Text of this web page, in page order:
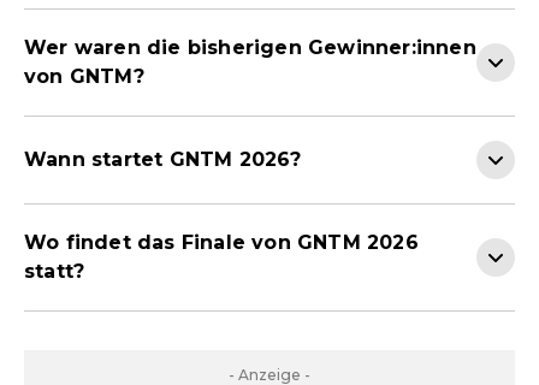
Wer waren die bisherigen Gewinner:innen
von GNTM?
Wann startet GNTM 2026?
Wo findet das Finale von GNTM 2026
statt?
- Anzeige -